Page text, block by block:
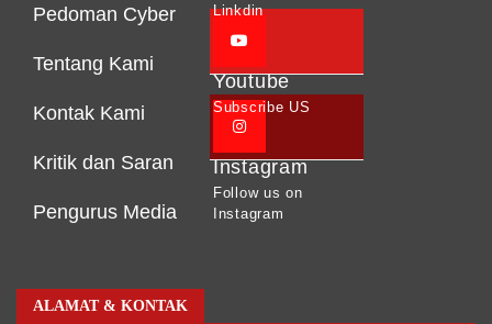
Pedoman Cyber
Tentang Kami
Kontak Kami
Kritik dan Saran
Pengurus Media
Linkdin
Youtube
Subscribe US
Instagram
Follow us on
Instagram
ALAMAT & KONTAK